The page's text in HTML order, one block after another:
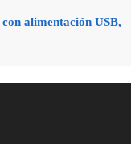
alimentación USB,